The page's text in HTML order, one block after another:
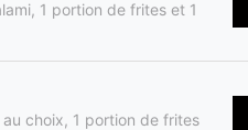
1 portion de frites et 1
choix, 1 portion de frites